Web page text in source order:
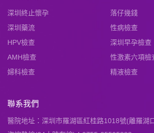
深圳終止懷孕
落仔幾錢
深圳藥流
性病檢查
HPV檢查
深圳早孕檢查
AMH檢查
性激素六項檢
婦科檢查
精液檢查
聯系我們
醫院地址：深圳市羅湖區紅桂路1018號(離羅湖